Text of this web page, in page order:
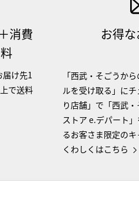
消費
け先1
で送料
お得
「西武・そごうか
ルを受け取る」に
り店舗」で「西武
ストア e.デパート
るお客さま限定のキ
くわしくはこちら